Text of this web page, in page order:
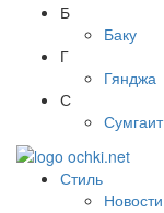
Б
Баку
Г
Гянджа
С
Сумгаит
Стиль
Новости